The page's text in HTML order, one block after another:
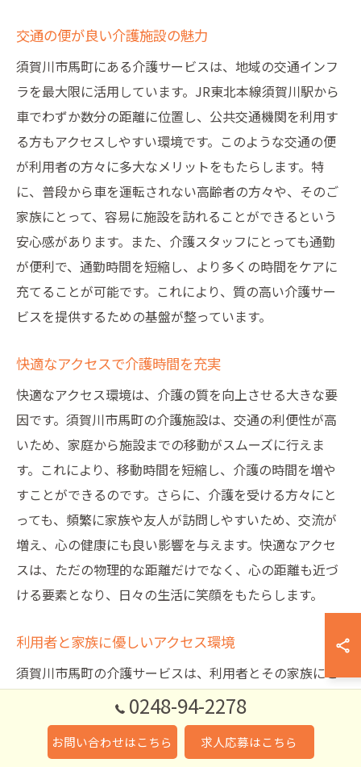
交通の便が良い介護施設の魅力
須賀川市馬町にある介護サービスは、地域の交通インフ
ラを最大限に活用しています。JR東北本線須賀川駅から
車でわずか数分の距離に位置し、公共交通機関を利用す
る方もアクセスしやすい環境です。このような交通の便
が利用者の方々に多大なメリットをもたらします。特
に、普段から車を運転されない高齢者の方々や、そのご
家族にとって、容易に施設を訪れることができるという
安心感があります。また、介護スタッフにとっても通勤
が便利で、通勤時間を短縮し、より多くの時間をケアに
充てることが可能です。これにより、質の高い介護サー
ビスを提供するための基盤が整っています。
快適なアクセスで介護時間を充実
快適なアクセス環境は、介護の質を向上させる大きな要
因です。須賀川市馬町の介護施設は、交通の利便性が高
いため、家庭から施設までの移動がスムーズに行えま
す。これにより、移動時間を短縮し、介護の時間を増や
すことができるのです。さらに、介護を受ける方々にと
っても、頻繁に家族や友人が訪問しやすいため、交流が
増え、心の健康にも良い影響を与えます。快適なアクセ
スは、ただの物理的な距離だけでなく、心の距離も近づ
ける要素となり、日々の生活に笑顔をもたらします。
利用者と家族に優しいアクセス環境
須賀川市馬町の介護サービスは、利用者とその家族にと
って安心で便利なアクセス環境を提供しています。JR東
北本線須賀川駅から車でわずか数分という立地は、日々
の通所や訪問のストレスを軽減します。車やバイク、自
0248-94-2278
お問い合わせはこちら 求人応募はこちら